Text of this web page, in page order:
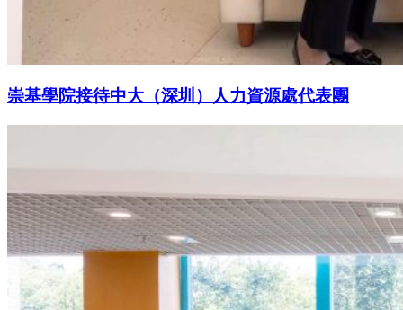
崇基學院接待中大（深圳）人力資源處代表團